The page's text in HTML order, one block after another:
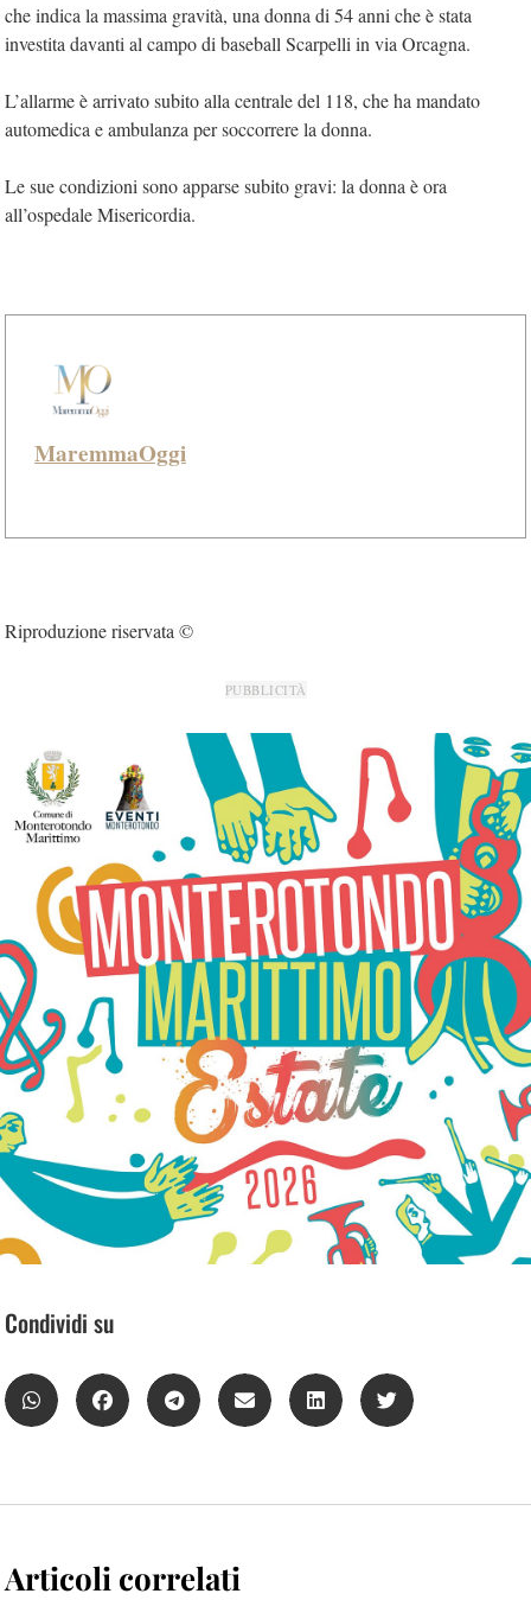
che indica la massima gravità, una donna di 54 anni che è stata
investita davanti al campo di baseball Scarpelli in via Orcagna.
L’allarme è arrivato subito alla centrale del 118, che ha mandato
automedica e ambulanza per soccorrere la donna.
Le sue condizioni sono apparse subito gravi: la donna è ora
all’ospedale Misericordia.
MaremmaOggi
Riproduzione riservata ©
PUBBLICITÀ
Condividi su
Articoli correlati